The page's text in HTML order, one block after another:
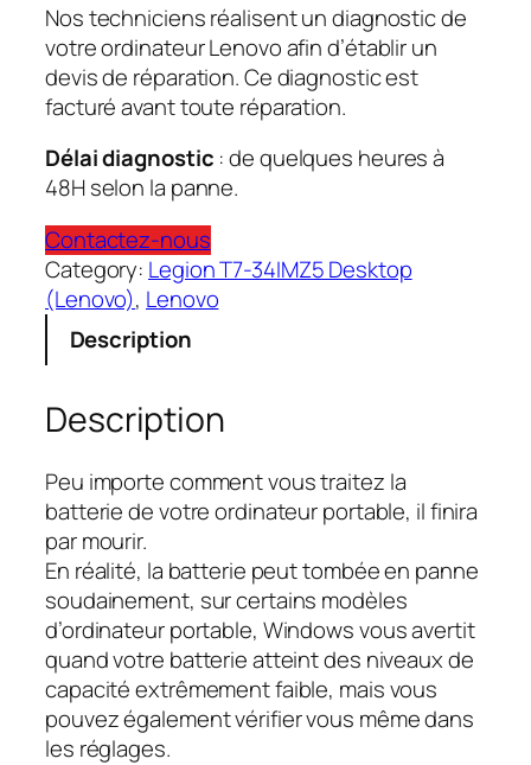
Nos techniciens réalisent un diagnostic de
votre ordinateur Lenovo afin d’établir un
devis de réparation. Ce diagnostic est
facturé avant toute réparation.
Délai diagnostic : de quelques heures à
48H selon la panne.
Contactez-nous
Category: Legion T7-34IMZ5 Desktop
(Lenovo), Lenovo
Description
Description
Peu importe comment vous traitez la
batterie de votre ordinateur portable, il finira
par mourir.
En réalité, la batterie peut tombée en panne
soudainement, sur certains modèles
d’ordinateur portable, Windows vous avertit
quand votre batterie atteint des niveaux de
capacité extrêmement faible, mais vous
pouvez également vérifier vous même dans
les réglages.